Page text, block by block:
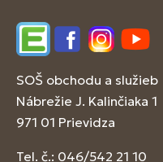
EdupageFacebookInstagram
YouTube
SOŠ obchodu a služieb
Nábrežie J. Kalinčiaka 1
971 01 Prievidza
Tel. č.: 046/542 21 10